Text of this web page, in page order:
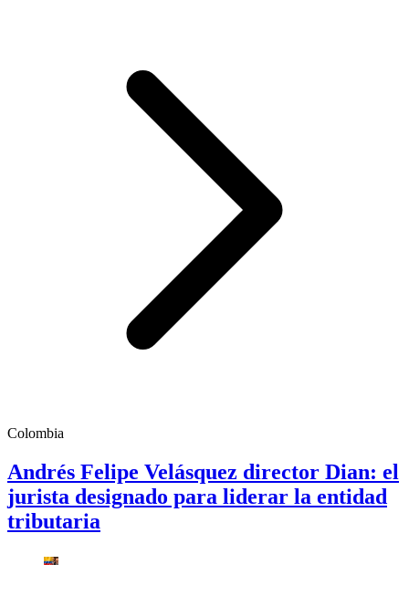
Colombia
Andrés Felipe Velásquez director Dian: el
jurista designado para liderar la entidad
tributaria